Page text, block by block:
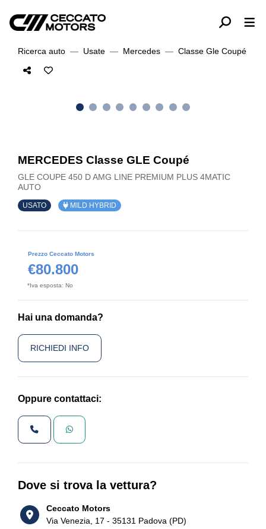
Ricerca auto Usate Mercedes Classe Gle Coupé
MERCEDES Classe GLE Coupé
GLE COUPE 450 D AMG LINE PREMIUM PLUS 4MATIC
AUTO
USATO MILD HYBRID
Prezzo Ceccato Motors
€80.800
*Iva esposta: No
Hai una domanda?
RICHIEDI INFO
Oppure contattaci:
Dove si trova la vettura?
Ceccato Motors
Via Venezia, 17 - 35131 Padova (PD)